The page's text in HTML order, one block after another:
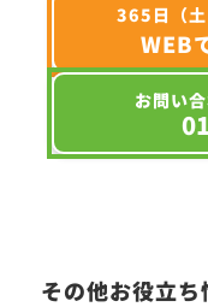
365日（土
WEB
お問い
その他お役立ち